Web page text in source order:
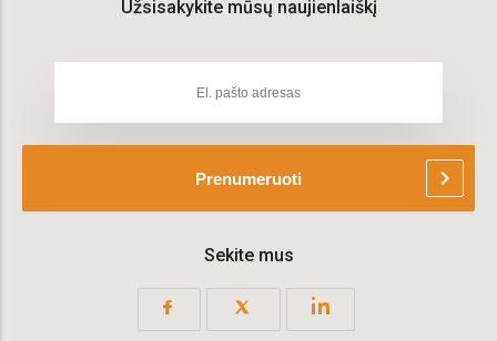
Užsisakykite mūsų naujienlaiškį
Prenumeruoti chevron_right
Sekite mus